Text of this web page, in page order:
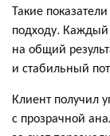
Такие
подходу. Каждый
на общий
и стабильный
Клиент получил
с прозрачной